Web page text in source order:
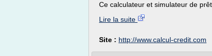
Ce calculateur et simulateur de
Lire la suite
Site : http://www.calcul-credit.com